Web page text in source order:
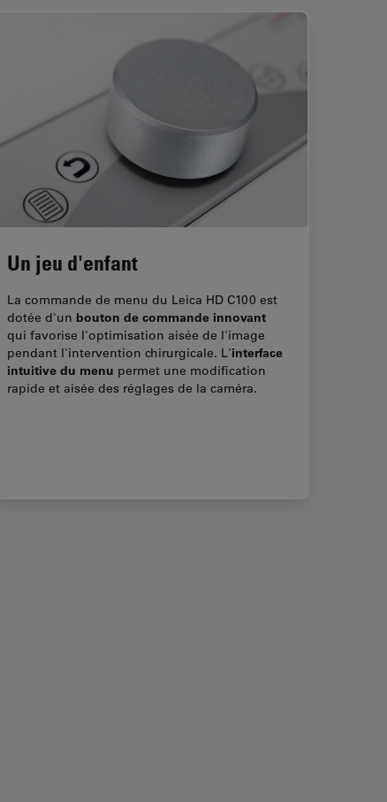
Un jeu d'enfant
La commande de menu du Leica HD C100 est
dotée d'un bouton de commande innovant
qui favorise l'optimisation aisée de l'image
pendant l'intervention chirurgicale. L'interface
intuitive du menu permet une modification
rapide et aisée des réglages de la caméra.